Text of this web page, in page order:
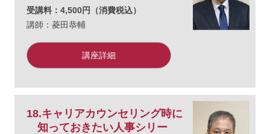
受講料：4,500円（消費税込）
講師：菱田恭輔
講座詳細
18.キャリアカウンセリング時に
知っておきたい人事シリー